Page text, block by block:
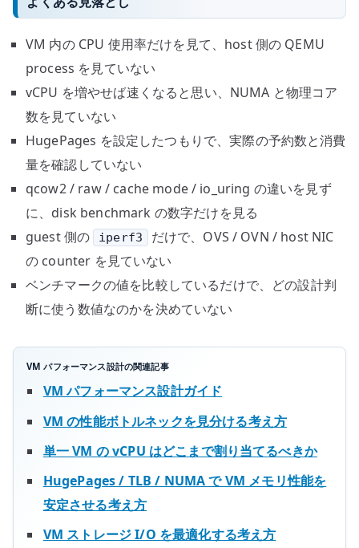
VM 内の CPU 使用率だけを見て、host 側の QEMU
process を見ていない
vCPU を増やせば速くなると思い、NUMA と物理コア
数を見ていない
HugePages を設定したつもりで、実際の予約数と消費
量を確認していない
qcow2 / raw / cache mode / io_uring の違いを見ず
に、disk benchmark の数字だけを見る
guest 側の
iperf3
だけで、OVS / OVN / host NIC
の counter を見ていない
ベンチマークの値を比較しているだけで、どの設計判
断に使う数値なのかを決めていない
VM パフォーマンス設計の関連記事
VM パフォーマンス設計ガイド
VM の性能ボトルネックを見分ける考え方
単一 VM の vCPU はどこまで割り当てるべきか
HugePages / TLB / NUMA で VM メモリ性能を
安定させる考え方
VM ストレージ I/O を最適化する考え方